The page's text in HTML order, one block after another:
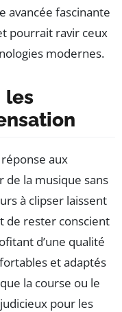
avancée fascinante
pourrait ravir ceux
modernes.
les
aux
la musique sans
à clipser laissent
de rester conscient
d’une qualité
et adaptés
la course ou le
pour les